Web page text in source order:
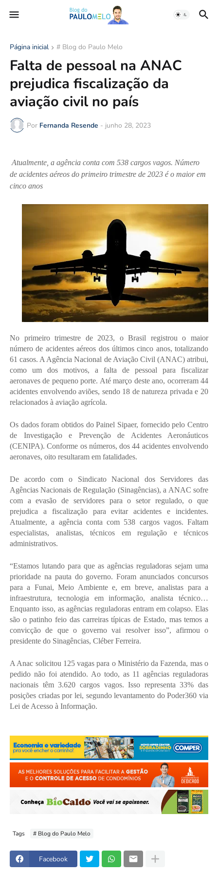
Página inicial # Blog do Paulo Melo
Falta de pessoal na ANAC
prejudica fiscalização da
aviação civil no país
Por Fernanda Resende - junho 28, 2023
Atualmente, a agência conta com 538 cargos vagos. Número
de acidentes aéreos do primeiro trimestre de 2023 é o maior em
cinco anos
No primeiro trimestre de 2023, o Brasil registrou o maior
número de acidentes aéreos dos últimos cinco anos, totalizando
61 casos. A Agência Nacional de Aviação Civil (ANAC) atribui,
como um dos motivos, a falta de pessoal para fiscalizar
aeronaves de pequeno porte. Até março deste ano, ocorreram 44
acidentes envolvendo aviões, sendo 18 de natureza privada e 20
relacionados à aviação agrícola.
Os dados foram obtidos do Painel Sipaer, fornecido pelo Centro
de Investigação e Prevenção de Acidentes Aeronáuticos
(CENIPA). Conforme os números, dos 44 acidentes envolvendo
aeronaves, oito resultaram em fatalidades.
De acordo com o Sindicato Nacional dos Servidores das
Agências Nacionais de Regulação (Sinagências), a ANAC sofre
com a evasão de servidores para o setor regulado, o que
prejudica a fiscalização para evitar acidentes e incidentes.
Atualmente, a agência conta com 538 cargos vagos. Faltam
especialistas, analistas, técnicos em regulação e técnicos
administrativos.
“Estamos lutando para que as agências reguladoras sejam uma
prioridade na pauta do governo. Foram anunciados concursos
para a Funai, Meio Ambiente e, em breve, analistas para a
infraestrutura, tecnologia em informação, analista técnico…
Enquanto isso, as agências reguladoras entram em colapso. Elas
são o patinho feio das carreiras típicas de Estado, mas temos a
convicção de que o governo vai resolver isso”, afirmou o
presidente do Sinagências, Cléber Ferreira.
A Anac solicitou 125 vagas para o Ministério da Fazenda, mas o
pedido não foi atendido. Ao todo, as 11 agências reguladoras
nacionais têm 3.620 cargos vagos. Isso representa 33% das
posições criadas por lei, segundo levantamento do Poder360 via
Lei de Acesso à Informação.
Tags # Blog do Paulo Melo
Facebook